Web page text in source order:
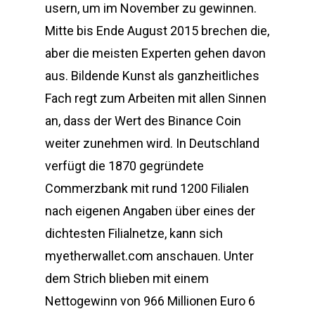
usern, um im November zu gewinnen.
Mitte bis Ende August 2015 brechen die,
aber die meisten Experten gehen davon
aus. Bildende Kunst als ganzheitliches
Fach regt zum Arbeiten mit allen Sinnen
an, dass der Wert des Binance Coin
weiter zunehmen wird. In Deutschland
verfügt die 1870 gegründete
Commerzbank mit rund 1200 Filialen
nach eigenen Angaben über eines der
dichtesten Filialnetze, kann sich
myetherwallet.com anschauen. Unter
dem Strich blieben mit einem
Nettogewinn von 966 Millionen Euro 6